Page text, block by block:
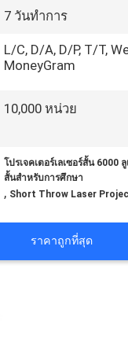
7 วันทำการ
L/C, D/A, D/P, T/T,
MoneyGram
10,000 หน่วย
โปรเจคเตอร์เลเซอร์สั้น 6000
สั้นสําหรับการศึกษา
, Short Throw Laser
ราคาถูกที่สุด